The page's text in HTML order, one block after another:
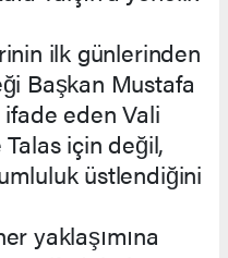
ilk günlerinden
Başkan Mustafa
eden Vali
Talas için değil,
üstlendiğini
yaklaşımına